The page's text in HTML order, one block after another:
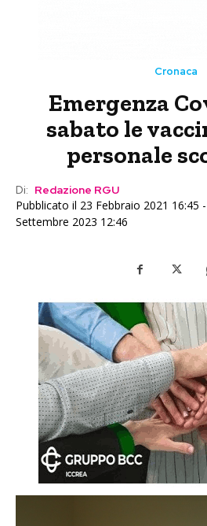
Cronaca
Emergenza
sabato le
personale
Di: Redazione RGU
Pubblicato il 23 Febbraio 2021 16:45
Settembre 2023 12:46